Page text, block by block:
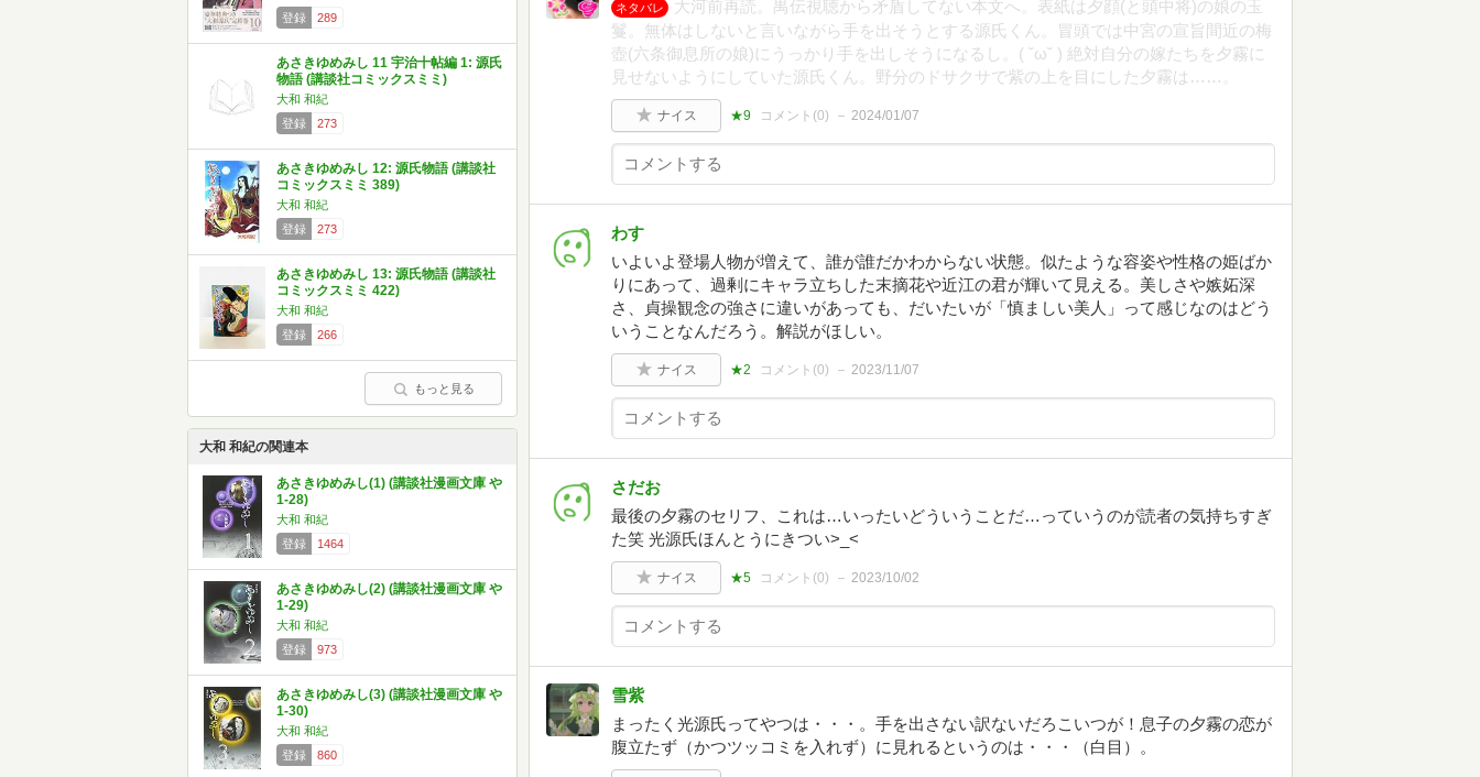
登録
289
あさきゆめみし 11 宇治十帖編 1: 源氏
物語 (講談社コミックスミミ)
大和 和紀
登録
273
あさきゆめみし 12: 源氏物語 (講談社
コミックスミミ 389)
大和 和紀
登録
273
あさきゆめみし 13: 源氏物語 (講談社
コミックスミミ 422)
大和 和紀
登録
266
もっと見る
大和 和紀の関連本
あさきゆめみし(1) (講談社漫画文庫 や
1-28)
大和 和紀
登録
1464
あさきゆめみし(2) (講談社漫画文庫 や
1-29)
大和 和紀
登録
973
あさきゆめみし(3) (講談社漫画文庫 や
1-30)
大和 和紀
登録
860
ネタバレ
大河前再読。禺伝視聴から矛盾してない本文へ。表紙は夕顔(と頭中将)の娘の玉
鬘。無体はしないと言いながら手を出そうとする源氏くん。冒頭では中宮の宣旨間近の梅
壺(六条御息所の娘)にうっかり手を出しそうになるし。( ˘ω˘ ) 絶対自分の嫁たちを夕霧に
見せないようにしていた源氏くん。野分のドサクサで紫の上を目にした夕霧は……。
ナイス ★9 コメント(0) 2024/01/07
わす
いよいよ登場人物が増えて、誰が誰だかわからない状態。似たような容姿や性格の姫ばか
りにあって、過剰にキャラ立ちした末摘花や近江の君が輝いて見える。美しさや嫉妬深
さ、貞操観念の強さに違いがあっても、だいたいが「慎ましい美人」って感じなのはどう
いうことなんだろう。解説がほしい。
ナイス ★2 コメント(0) 2023/11/07
さだお
最後の夕霧のセリフ、これは…いったいどういうことだ…っていうのが読者の気持ちすぎ
た笑 光源氏ほんとうにきつい>_<
ナイス ★5 コメント(0) 2023/10/02
雪紫
まったく光源氏ってやつは・・・。手を出さない訳ないだろこいつが！息子の夕霧の恋が
腹立たず（かつツッコミを入れず）に見れるというのは・・・（白目）。